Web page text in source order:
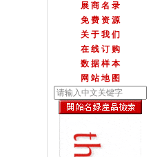
展 商 名 录
免 费 资 源
关 于 我 们
在 线 订 购
数 据 样 本
网 站 地 图